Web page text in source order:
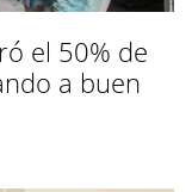
el 50% de
a buen